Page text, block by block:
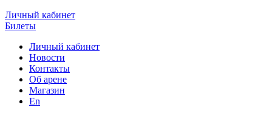
Личный кабинет
Билеты
Личный кабинет
Новости
Контакты
Об арене
Магазин
En